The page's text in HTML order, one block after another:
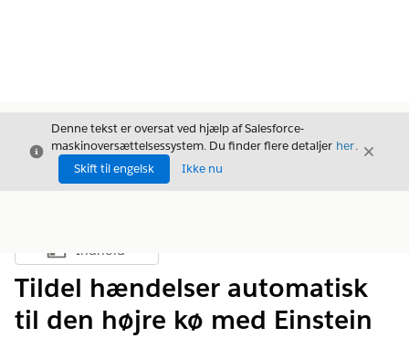
Luk
Denne tekst er oversat ved hjælp af Salesforce-
maskinoversættelsessystem. Du finder flere detaljer her.
Skift til engelsk
Ikke nu
Luk
Vis indholdsfortegnelse
Indhold
Tildel hændelser automatisk
til den højre kø med Einstein